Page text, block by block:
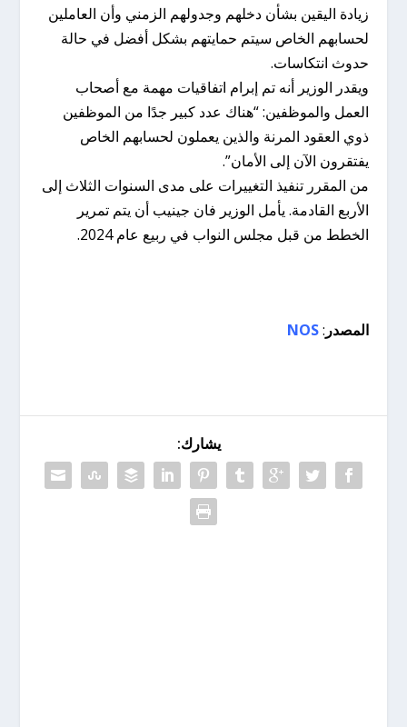
زيادة اليقين بشأن دخلهم وجدولهم الزمني وأن العاملين
لحسابهم الخاص سيتم حمايتهم بشكل أفضل في حالة
حدوث انتكاسات.
ويقدر الوزير أنه تم إبرام اتفاقيات مهمة مع أصحاب
العمل والموظفين: “هناك عدد كبير جدًا من الموظفين
ذوي العقود المرنة والذين يعملون لحسابهم الخاص
يفتقرون الآن إلى الأمان”.
من المقرر تنفيذ التغييرات على مدى السنوات الثلاث إلى
الأربع القادمة. يأمل الوزير فان جينيب أن يتم تمرير
الخطط من قبل مجلس النواب في ربيع عام 2024.
المصدر :
NOS
يشارك: